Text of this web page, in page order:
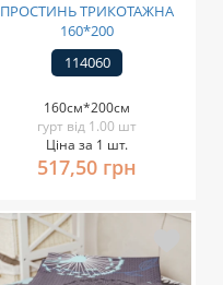
ПРОСТИНЬ ТРИКОТАЖНА
160*200
114060
160см*200см
гурт від 1.00 шт
Ціна за 1 шт.
517,50 грн